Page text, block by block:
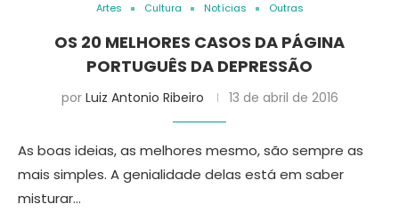
Artes Cultura Notícias Outras
OS 20 MELHORES CASOS DA PÁGINA
PORTUGUÊS DA DEPRESSÃO
por Luiz Antonio Ribeiro 13 de abril de 2016
As boas ideias, as melhores mesmo, são sempre as
mais simples. A genialidade delas está em saber
misturar…